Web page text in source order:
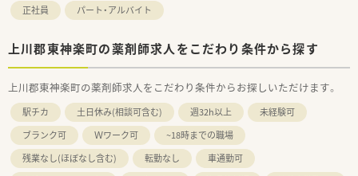
正社員 パート・アルバイト
上川郡東神楽町の薬剤師求人をこだわり条件から探す
上川郡東神楽町の薬剤師求人をこだわり条件からお探しいただけます。
駅チカ 土日休み(相談可含む) 週32h以上
未経験可
ブランク可
Ｗワーク可
~18時までの職場
残業なし(ほぼなし含む)
転勤なし
車通勤可